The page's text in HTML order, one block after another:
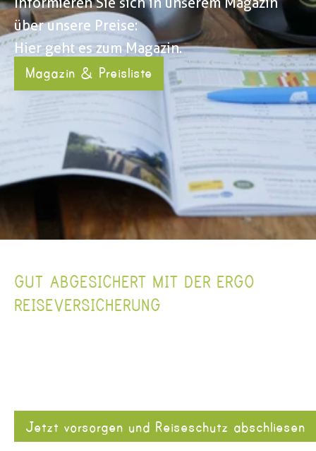
über unsere Preise:
Hier geht es zum Magazin.
Magazin & Preisliste
GUT ABGESICHERT MIT DER ERGO
REISEVERSICHERUNG
Jetzt vorsorgen und Reiseschutz abschliesen